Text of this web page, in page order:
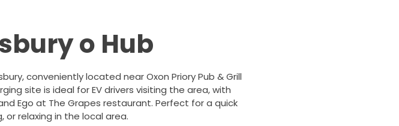
o Hub
conveniently located near Oxon Priory Pub & Grill
site is ideal for EV drivers visiting the area, with
Ego at The Grapes restaurant. Perfect for a quick
or relaxing in the local area.